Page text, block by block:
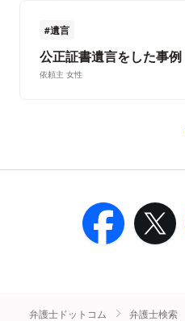
遺言
公正証書遺言をした事例
依頼主 女性
弁護士ドットコム 弁護士検索